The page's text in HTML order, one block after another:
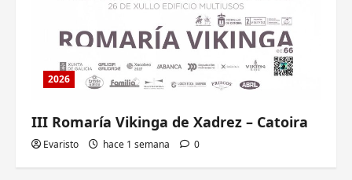
2026
III Romaría Vikinga de Xadrez – Catoira
Evaristo hace 1 semana 0